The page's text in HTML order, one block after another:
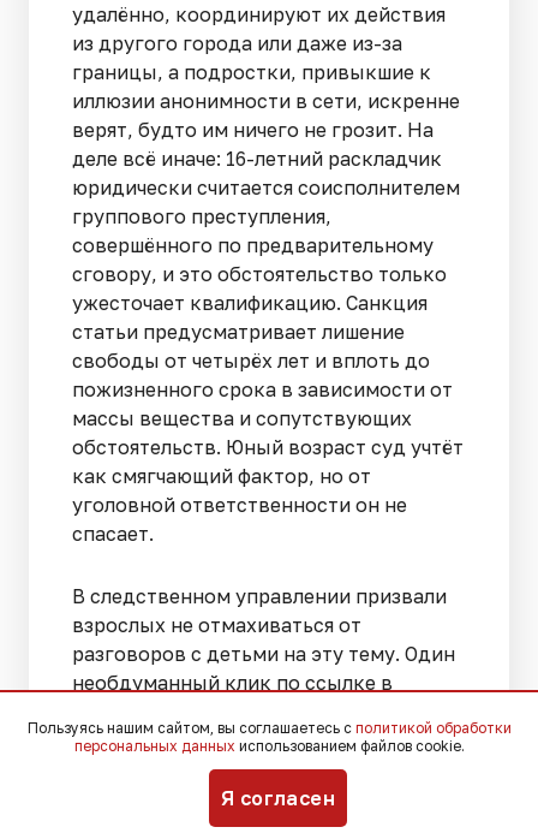
удалённо, координируют их действия
из другого города или даже из-за
границы, а подростки, привыкшие к
иллюзии анонимности в сети, искренне
верят, будто им ничего не грозит. На
деле всё иначе: 16-летний раскладчик
юридически считается соисполнителем
группового преступления,
совершённого по предварительному
сговору, и это обстоятельство только
ужесточает квалификацию. Санкция
статьи предусматривает лишение
свободы от четырёх лет и вплоть до
пожизненного срока в зависимости от
массы вещества и сопутствующих
обстоятельств. Юный возраст суд учтёт
как смягчающий фактор, но от
уголовной ответственности он не
спасает.
В следственном управлении призвали
взрослых не отмахиваться от
разговоров с детьми на эту тему. Один
необдуманный клик по ссылке в
«подзаработать» на закладках
способны перечеркнуть всю
дальнейшую жизнь, и никакие
заверения анонимных кураторов о
Пользуясь нашим сайтом, вы соглашаетесь с политикой обработки
персональных данных использованием файлов cookie.
Я согласен